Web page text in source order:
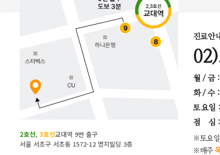
2호선, 3호선교대역 9번 출구
서울 서초구 서초동 1572-12 명지빌딩 3층
진료안
월 / 금
화 / 수
토요일
점 심 :
※토요일
※매주